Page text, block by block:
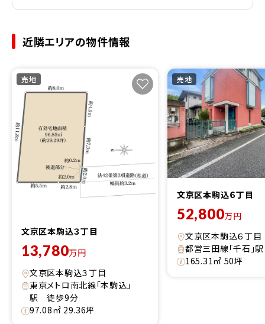
近隣エリアの物件情報
売地
文京区本駒込３丁目
13,780万円
文京区本駒込３丁目
東京メトロ南北線「本駒込」
駅 徒歩9分
97.08㎡ 29.36坪
売地
文京区本駒込６丁目
52,800万円
文京区本駒込６丁目
都営三田線「千石
165.31㎡ 50坪